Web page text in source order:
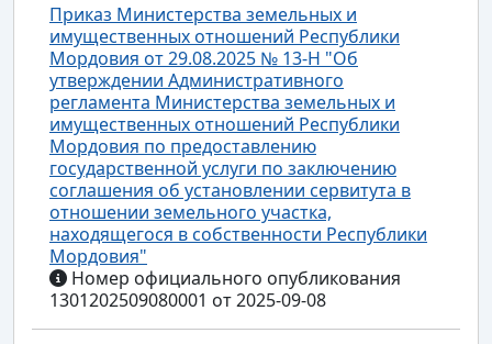
Приказ Министерства земельных и
имущественных отношений Республики
Мордовия от 29.08.2025 № 13-Н "Об
утверждении Административного
регламента Министерства земельных и
имущественных отношений Республики
Мордовия по предоставлению
государственной услуги по заключению
соглашения об установлении сервитута в
отношении земельного участка,
находящегося в собственности Республики
Мордовия"
Номер официального опубликования
1301202509080001 от 2025-09-08